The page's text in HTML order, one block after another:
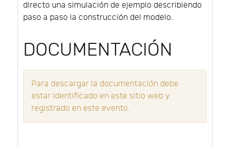
directo una simulación de ejemplo describiendo
paso a paso la construcción del modelo.
DOCUMENTACIÓN
Para descargar la documentación debe
estar identificado en este sitio web y
registrado en este evento.